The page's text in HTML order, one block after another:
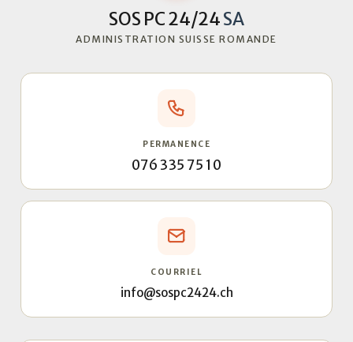
SOS PC 24/24SA
ADMINISTRATION SUISSE ROMANDE
PERMANENCE
076 335 75 10
COURRIEL
info@sospc2424.ch